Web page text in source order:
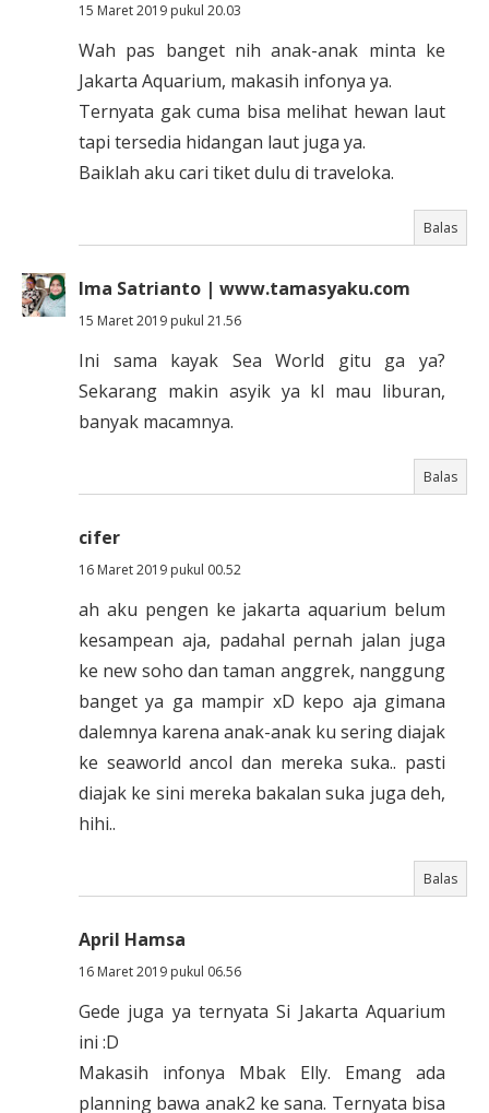
15 Maret 2019 pukul 20.03
Wah pas banget nih anak-anak minta ke
Jakarta Aquarium, makasih infonya ya.
Ternyata gak cuma bisa melihat hewan laut
tapi tersedia hidangan laut juga ya.
Baiklah aku cari tiket dulu di traveloka.
Balas
Ima Satrianto | www.tamasyaku.com
15 Maret 2019 pukul 21.56
Ini sama kayak Sea World gitu ga ya?
Sekarang makin asyik ya kl mau liburan,
banyak macamnya.
Balas
cifer
16 Maret 2019 pukul 00.52
ah aku pengen ke jakarta aquarium belum
kesampean aja, padahal pernah jalan juga
ke new soho dan taman anggrek, nanggung
banget ya ga mampir xD kepo aja gimana
dalemnya karena anak-anak ku sering diajak
ke seaworld ancol dan mereka suka.. pasti
diajak ke sini mereka bakalan suka juga deh,
hihi..
Balas
April Hamsa
16 Maret 2019 pukul 06.56
Gede juga ya ternyata Si Jakarta Aquarium
ini :D
Makasih infonya Mbak Elly. Emang ada
planning bawa anak2 ke sana. Ternyata bisa